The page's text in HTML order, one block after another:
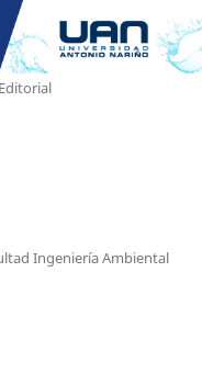
Editorial
Ingeniería Ambiental